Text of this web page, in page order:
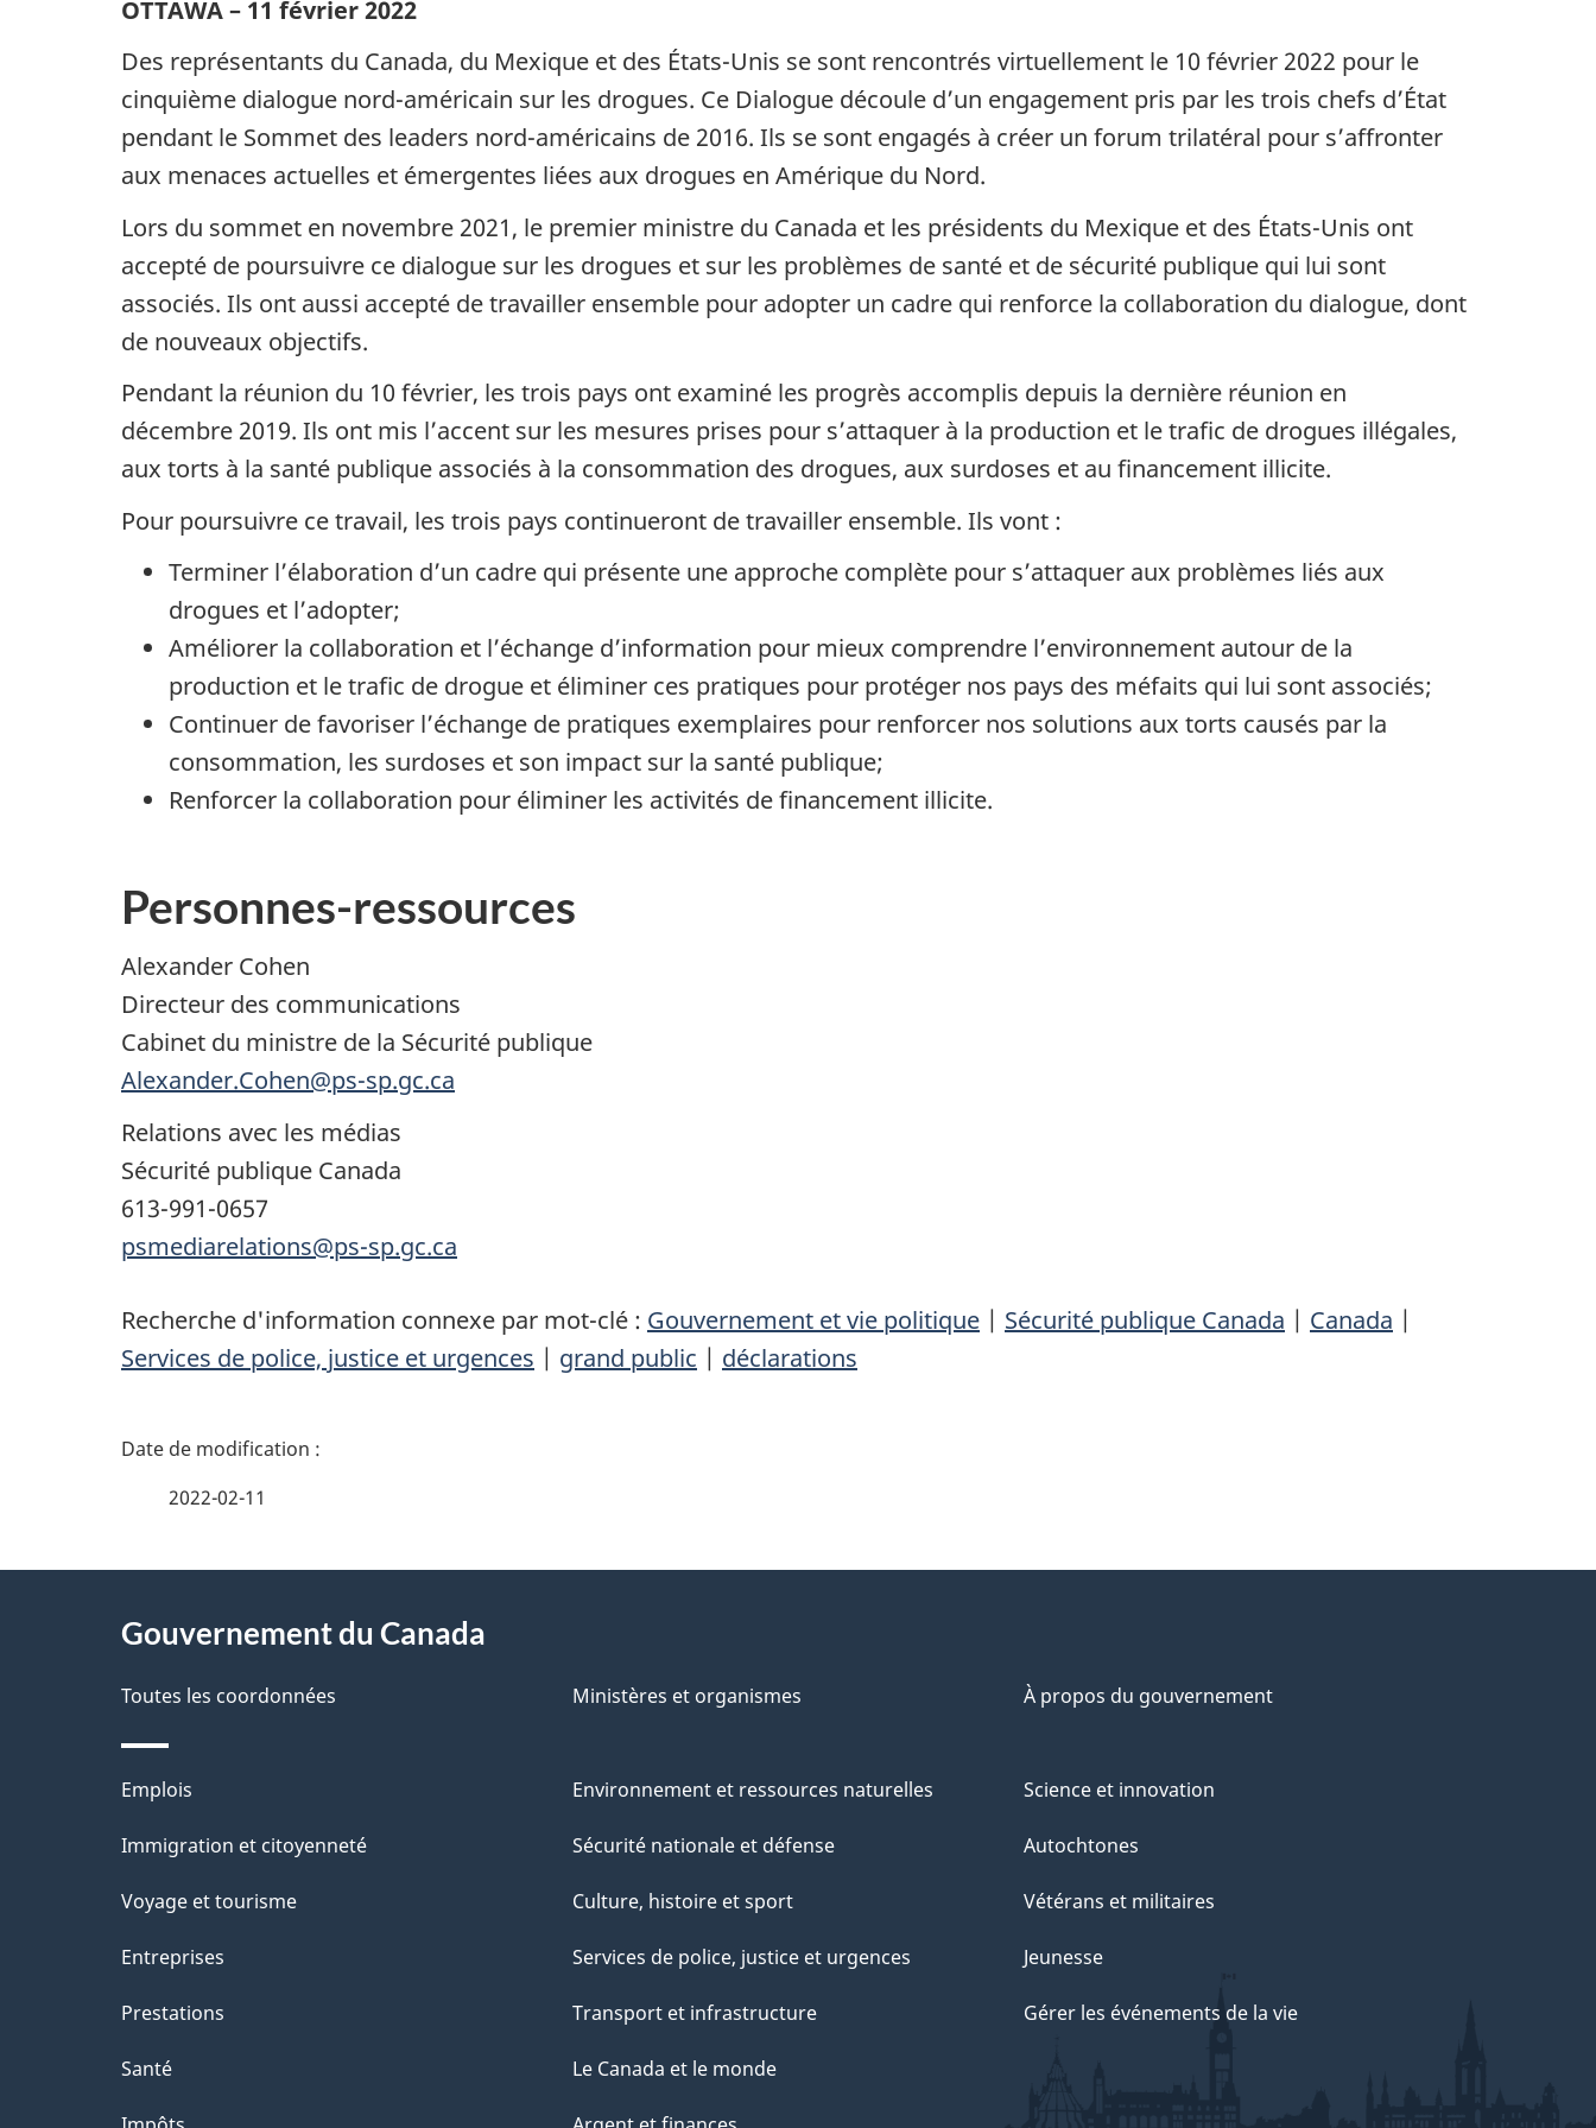
OTTAWA – 11 février 2022
Des représentants du Canada, du Mexique et des États-Unis se sont rencontrés virtuellement le 10 février 2022 pour le
cinquième dialogue nord-américain sur les drogues. Ce Dialogue découle d’un engagement pris par les trois chefs d’État
pendant le Sommet des leaders nord-américains de 2016. Ils se sont engagés à créer un forum trilatéral pour s’affronter
aux menaces actuelles et émergentes liées aux drogues en Amérique du Nord.
Lors du sommet en novembre 2021, le premier ministre du Canada et les présidents du Mexique et des États-Unis ont
accepté de poursuivre ce dialogue sur les drogues et sur les problèmes de santé et de sécurité publique qui lui sont
associés. Ils ont aussi accepté de travailler ensemble pour adopter un cadre qui renforce la collaboration du dialogue, dont
de nouveaux objectifs.
Pendant la réunion du 10 février, les trois pays ont examiné les progrès accomplis depuis la dernière réunion en
décembre 2019. Ils ont mis l’accent sur les mesures prises pour s’attaquer à la production et le trafic de drogues illégales,
aux torts à la santé publique associés à la consommation des drogues, aux surdoses et au financement illicite.
Pour poursuivre ce travail, les trois pays continueront de travailler ensemble. Ils vont :
Terminer l’élaboration d’un cadre qui présente une approche complète pour s’attaquer aux problèmes liés aux
drogues et l’adopter;
Améliorer la collaboration et l’échange d’information pour mieux comprendre l’environnement autour de la
production et le trafic de drogue et éliminer ces pratiques pour protéger nos pays des méfaits qui lui sont associés;
Continuer de favoriser l’échange de pratiques exemplaires pour renforcer nos solutions aux torts causés par la
consommation, les surdoses et son impact sur la santé publique;
Renforcer la collaboration pour éliminer les activités de financement illicite.
Personnes-ressources
Alexander Cohen
Directeur des communications
Cabinet du ministre de la Sécurité publique
Alexander.Cohen@ps-sp.gc.ca
Relations avec les médias
Sécurité publique Canada
613-991-0657
psmediarelations@ps-sp.gc.ca
Recherche d'information connexe par mot-clé : Gouvernement et vie politique | Sécurité publique Canada | Canada |
Services de police, justice et urgences | grand public | déclarations
D
a
l
s
d
e
l
a
p
a
2022-02-11
proposGouvernement du Canada
Toutes les coordonnées Ministères et organismes À propos du gouvernement
Thèmes
et
Emplois
Immigration et citoyenneté
Voyage et tourisme
Entreprises
Prestations
Santé
Environnement et ressources naturelles
Sécurité nationale et défense
Culture, histoire et sport
Services de police, justice et urgences
Transport et infrastructure
Le Canada et le monde
Science et innovation
Autochtones
Vétérans et militaires
Jeunesse
Gérer les événements de la vie